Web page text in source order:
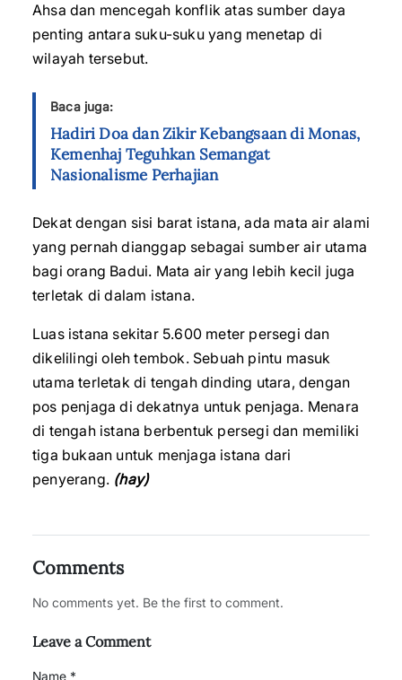
Ahsa dan mencegah konflik atas sumber daya
penting antara suku-suku yang menetap di
wilayah tersebut.
Baca juga:
Hadiri Doa dan Zikir Kebangsaan di Monas,
Kemenhaj Teguhkan Semangat
Nasionalisme Perhajian
Dekat dengan sisi barat istana, ada mata air alami
yang pernah dianggap sebagai sumber air utama
bagi orang Badui. Mata air yang lebih kecil juga
terletak di dalam istana.
Luas istana sekitar 5.600 meter persegi dan
dikelilingi oleh tembok. Sebuah pintu masuk
utama terletak di tengah dinding utara, dengan
pos penjaga di dekatnya untuk penjaga. Menara
di tengah istana berbentuk persegi dan memiliki
tiga bukaan untuk menjaga istana dari
penyerang. (hay)
Comments
No comments yet. Be the first to comment.
Leave a Comment
Name *